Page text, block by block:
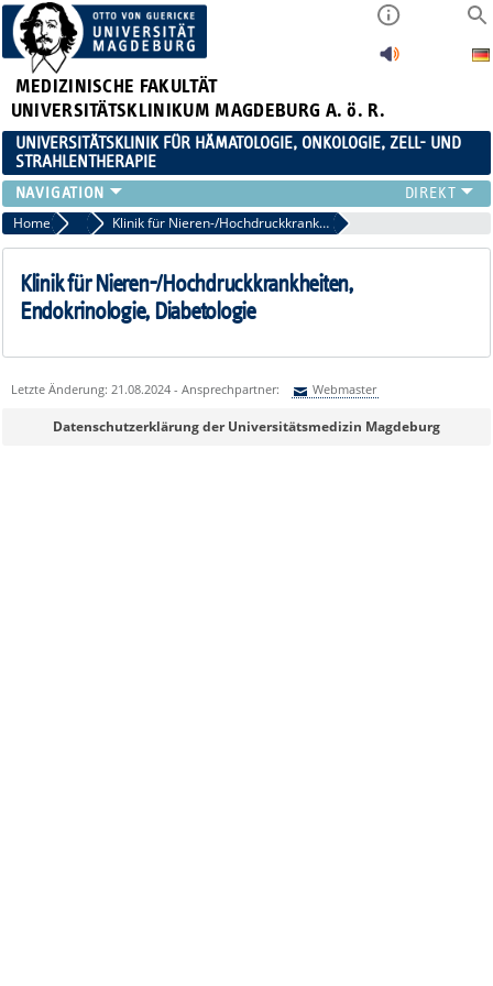
MEDIZINISCHE FAKULTÄT
UNIVERSITÄTSKLINIKUM MAGDEBURG A. ö. R.
UNIVERSITÄTSKLINIK FÜR HÄMATOLOGIE, ONKOLOGIE, ZELL- UND
STRAHLENTHERAPIE
KLINIK
TEAM
FORSCHUNG
ZELLTHEMA
LEHRE
NEWS
Home Kooperationspartner Klinik für Nieren-/Hochdruckkrankheiten, Endokrinologie, Diabetologie
Klinik für Nieren-/Hochdruckkrankheiten,
Endokrinologie, Diabetologie
Letzte Änderung: 21.08.2024 - Ansprechpartner: Webmaster
Sie können eine Nachricht versenden an:Webmaster
Datenschutzerklärung der Universitätsmedizin Magdeburg